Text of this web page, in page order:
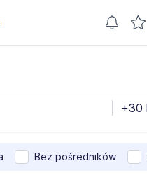
Bez pośredników